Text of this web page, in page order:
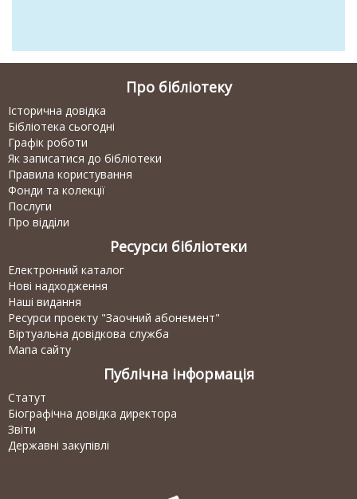
Про бібліотеку
Історична довідка
Бібліотека сьогодні
Графік роботи
Як записатися до бібліотеки
Правила користування
Фонди та колекції
Послуги
Про відділи
Ресурси бібліотеки
Електронний каталог
Нові надходження
Наші видання
Ресурси проекту "Заочний абонемент"
Віртуальна довідкова служба
Мапа сайту
Публічна інформація
Статут
Біографічна довідка директора
Звіти
Державні закупівлі